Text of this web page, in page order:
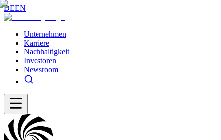
DEEN
Unternehmen
Karriere
Nachhaltigkeit
Investoren
Newsroom